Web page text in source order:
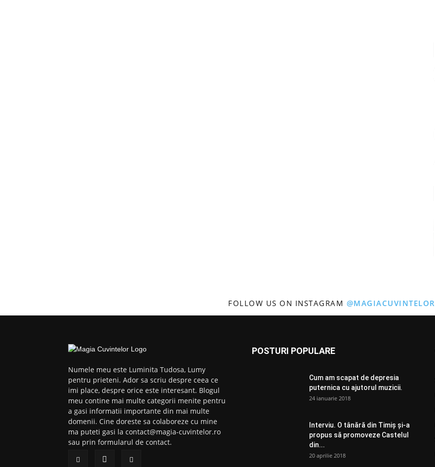
FOLLOW US ON INSTAGRAM @MAGIACUVINTELOR
Numele meu este Luminita Tudosa, Lumy
pentru prieteni. Ador sa scriu despre ceea ce
imi place, despre orice este interesant. Blogul
meu contine mai multe categorii menite pentru
a gasi informatii importante din mai multe
domenii. Cine doreste sa colaboreze cu mine
ma puteti gasi la contact@magia-cuvintelor.ro
sau prin formularul de contact.
POSTURI POPULARE
Cum am scapat de depresia
puternica cu ajutorul muzicii.
24 ianuarie 2018
Interviu. O tânără din Timiș și-a
propus să promoveze Castelul
din...
20 aprilie 2018